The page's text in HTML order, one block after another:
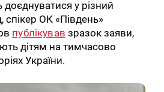
доєднуватися у різний
спікер ОК «Південь»
публікував зразок заяви,
дітям на тимчасово
України.